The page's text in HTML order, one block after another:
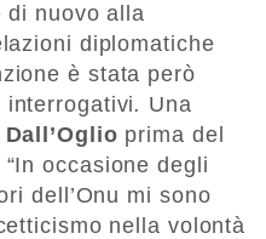
di nuovo alla
diplomatiche
è stata però
interrogativi. Una
prima del
occasione degli
dell’Onu mi sono
nella volontà